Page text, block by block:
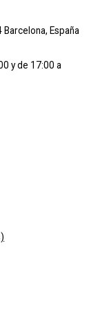
España
y de 17:00 a